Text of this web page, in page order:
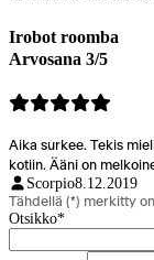
Irobot roomba
Arvosana 3/5
Aika surkee. Tekis
kotiin. Ääni on
Scorpio8.12.2019
Tähdellä (*) merkitty
Otsikko*